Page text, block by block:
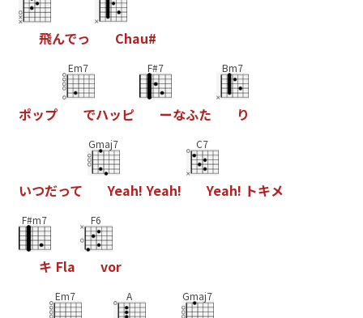
飛んでっ Chau#
ポップ
Em7
でハッピ
F#7
ーなふた
Bm7
り
いつだって
Gmaj7
Yeah! Yeah!
C7
Yeah! トキメ
F#m7
キ Fla
F6
vor
Em7 A Gmaj7